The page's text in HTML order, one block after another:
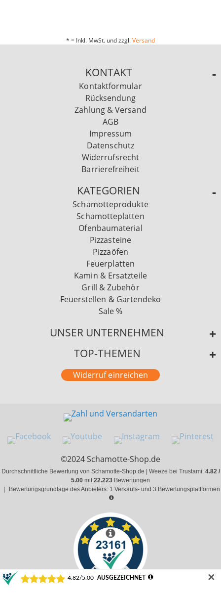
* = Inkl. MwSt. und zzgl.Versand
KONTAKT
Kontaktformular
Rücksendung
Zahlung & Versand
AGB
Impressum
Datenschutz
Widerrufsrecht
Barrierefreiheit
KATEGORIEN
Schamotteprodukte
Schamotteplatten
Ofenbaumaterial
Pizzasteine
Pizzaöfen
Feuerplatten
Kamin & Ersatzteile
Grill & Zubehör
Feuerstellen & Gartendeko
Sale %
UNSER UNTERNEHMEN
TOP-THEMEN
Widerruf einreichen
©2024 Schamotte-Shop.de
Durchschnittliche Bewertung von Schamotte-Shop.de | Weeze bei Trustami: 4.82 /
5.00 mit22.223 Bewertungen
Bewertungsgrundlage des Anbieters: 1 Verkaufs- und 3 Bewertungsplattformen
✕